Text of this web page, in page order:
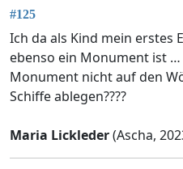
#125
Ich da als Kind mein erstes
ebenso ein Monument ist …
Monument nicht auf den
Schiffe ablegen????
Maria Lickleder(Ascha,